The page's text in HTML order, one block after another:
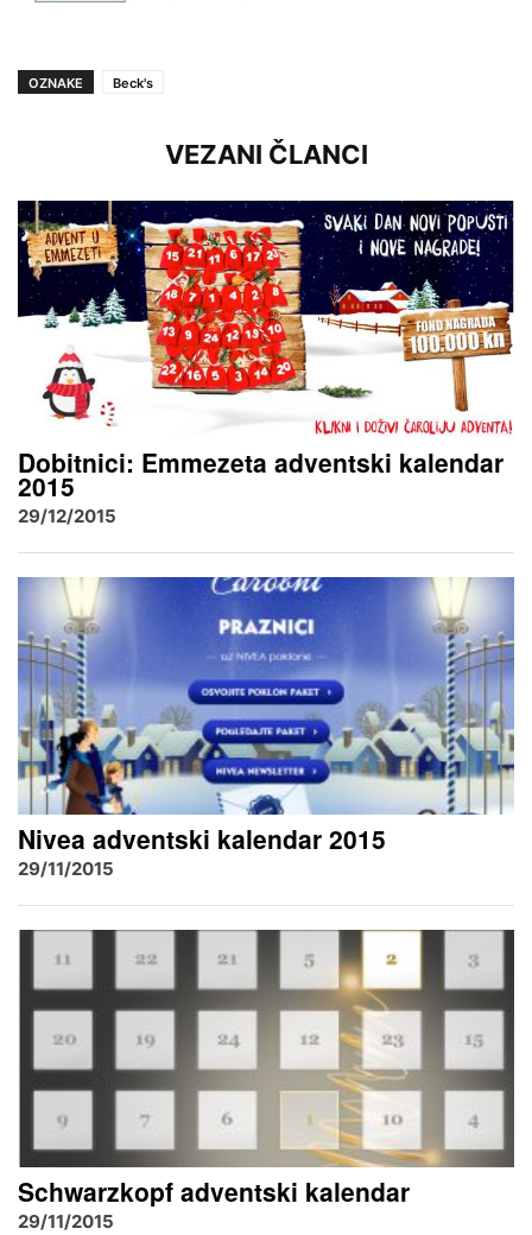
OZNAKE Beck's
VEZANI ČLANCI
Dobitnici: Emmezeta adventski kalendar
2015
29/12/2015
Nivea adventski kalendar 2015
29/11/2015
Schwarzkopf adventski kalendar
29/11/2015